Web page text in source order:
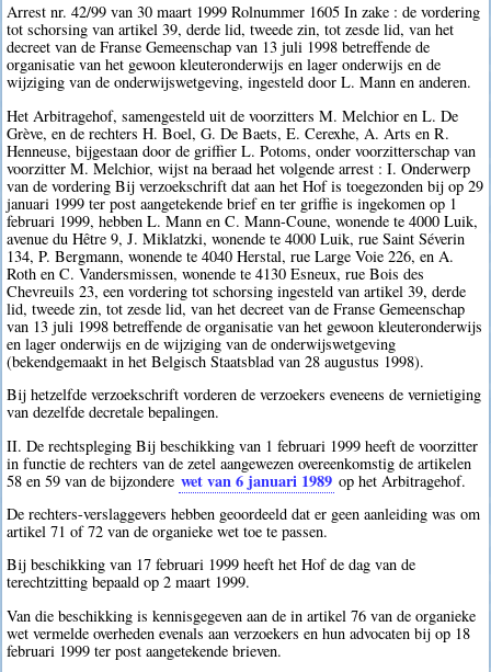
Arrest nr. 42/99 van 30 maart 1999 Rolnummer 1605 In zake : de vordering
tot schorsing van artikel 39, derde lid, tweede zin, tot zesde lid, van het
decreet van de Franse Gemeenschap van 13 juli 1998 betreffende de
organisatie van het gewoon kleuteronderwijs en lager onderwijs en de
wijziging van de onderwijswetgeving, ingesteld door L. Mann en anderen.
Het Arbitragehof, samengesteld uit de voorzitters M. Melchior en L. De
Grève, en de rechters H. Boel, G. De Baets, E. Cerexhe, A. Arts en R.
Henneuse, bijgestaan door de griffier L. Potoms, onder voorzitterschap van
voorzitter M. Melchior, wijst na beraad het volgende arrest : I. Onderwerp
van de vordering Bij verzoekschrift dat aan het Hof is toegezonden bij op 29
januari 1999 ter post aangetekende brief en ter griffie is ingekomen op 1
februari 1999, hebben L. Mann en C. Mann-Coune, wonende te 4000 Luik,
avenue du Hêtre 9, J. Miklatzki, wonende te 4000 Luik, rue Saint Séverin
134, P. Bergmann, wonende te 4040 Herstal, rue Large Voie 226, en A.
Roth en C. Vandersmissen, wonende te 4130 Esneux, rue Bois des
Chevreuils 23, een vordering tot schorsing ingesteld van artikel 39, derde
lid, tweede zin, tot zesde lid, van het decreet van de Franse Gemeenschap
van 13 juli 1998 betreffende de organisatie van het gewoon kleuteronderwijs
en lager onderwijs en de wijziging van de onderwijswetgeving
(bekendgemaakt in het Belgisch Staatsblad van 28 augustus 1998).
Bij hetzelfde verzoekschrift vorderen de verzoekers eveneens de vernietiging
van dezelfde decretale bepalingen.
II. De rechtspleging Bij beschikking van 1 februari 1999 heeft de voorzitter
in functie de rechters van de zetel aangewezen overeenkomstig de artikelen
58 en 59 van de bijzondere wet van 6 januari 1989 op het Arbitragehof.
De rechters-verslaggevers hebben geoordeeld dat er geen aanleiding was om
artikel 71 of 72 van de organieke wet toe te passen.
Bij beschikking van 17 februari 1999 heeft het Hof de dag van de
terechtzitting bepaald op 2 maart 1999.
Van die beschikking is kennisgegeven aan de in artikel 76 van de organieke
wet vermelde overheden evenals aan verzoekers en hun advocaten bij op 18
februari 1999 ter post aangetekende brieven.